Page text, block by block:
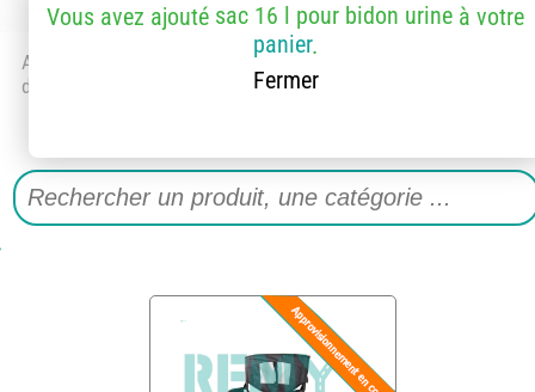
Accueil
> Accessoires et pièces
détachées
Vous avez ajouté sac 16 l pour bidon urine à votre
panier.
Fermer